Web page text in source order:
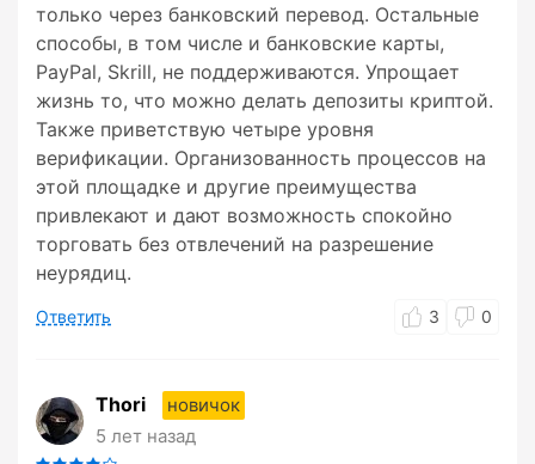
только через банковский перевод. Остальные
способы, в том числе и банковские карты,
PayPal, Skrill, не поддерживаются. Упрощает
жизнь то, что можно делать депозиты криптой.
Также приветствую четыре уровня
верификации. Организованность процессов на
этой площадке и другие преимущества
привлекают и дают возможность спокойно
торговать без отвлечений на разрешение
неурядиц.
Ответить 3 0
Thori
новичок
5 лет назад